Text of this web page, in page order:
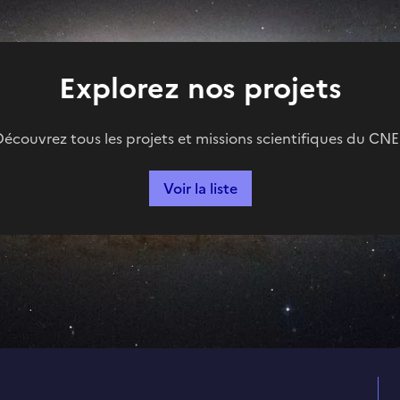
Explorez nos projets
tous les projets et missions scientifiques du
Voir la liste